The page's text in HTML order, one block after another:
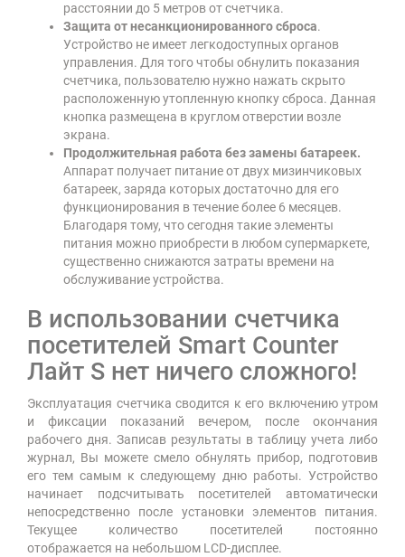
расстоянии до 5 метров от счетчика.
Защита от несанкционированного сброса.
Устройство не имеет легкодоступных органов
управления. Для того чтобы обнулить показания
счетчика, пользователю нужно нажать скрыто
расположенную утопленную кнопку сброса. Данная
кнопка размещена в круглом отверстии возле
экрана.
Продолжительная работа без замены батареек.
Аппарат получает питание от двух мизинчиковых
батареек, заряда которых достаточно для его
функционирования в течение более 6 месяцев.
Благодаря тому, что сегодня такие элементы
питания можно приобрести в любом супермаркете,
существенно снижаются затраты времени на
обслуживание устройства.
В использовании счетчика
посетителей Smart Counter
Лайт S нет ничего сложного!
Эксплуатация счетчика сводится к его включению утром
и фиксации показаний вечером, после окончания
рабочего дня. Записав результаты в таблицу учета либо
журнал, Вы можете смело обнулять прибор, подготовив
его тем самым к следующему дню работы. Устройство
начинает подсчитывать посетителей автоматически
непосредственно после установки элементов питания.
Текущее количество посетителей постоянно
отображается на небольшом LCD-дисплее.